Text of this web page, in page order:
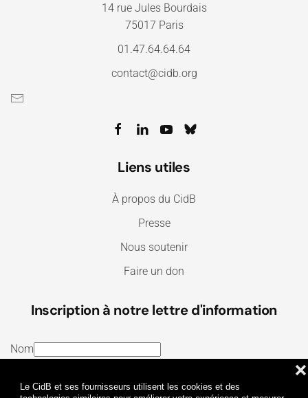
Le CidB et ses fournisseurs utilisent les cookies et des
❌
14 rue Jules Bourdais
75017 Paris
01.47.64.64.64
contact@cidb.org
Liens utiles
À propos du CidB
Presse
Nous soutenir
Faire un don
Inscription à notre lettre d'information
Nom